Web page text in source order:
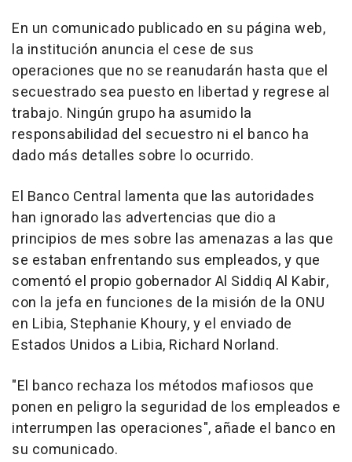
En un comunicado publicado en su página web,
la institución anuncia el cese de sus
operaciones que no se reanudarán hasta que el
secuestrado sea puesto en libertad y regrese al
trabajo. Ningún grupo ha asumido la
responsabilidad del secuestro ni el banco ha
dado más detalles sobre lo ocurrido.
El Banco Central lamenta que las autoridades
han ignorado las advertencias que dio a
principios de mes sobre las amenazas a las que
se estaban enfrentando sus empleados, y que
comentó el propio gobernador Al Siddiq Al Kabir,
con la jefa en funciones de la misión de la ONU
en Libia, Stephanie Khoury, y el enviado de
Estados Unidos a Libia, Richard Norland.
"El banco rechaza los métodos mafiosos que
ponen en peligro la seguridad de los empleados e
interrumpen las operaciones", añade el banco en
su comunicado.